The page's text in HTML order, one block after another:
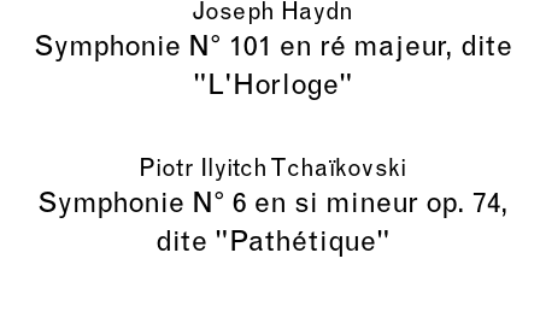
Joseph Haydn
Symphonie N° 101 en ré majeur, dite
"L'Horloge"
Piotr Ilyitch Tchaïkovski
Symphonie N° 6 en si mineur op. 74,
dite "Pathétique"